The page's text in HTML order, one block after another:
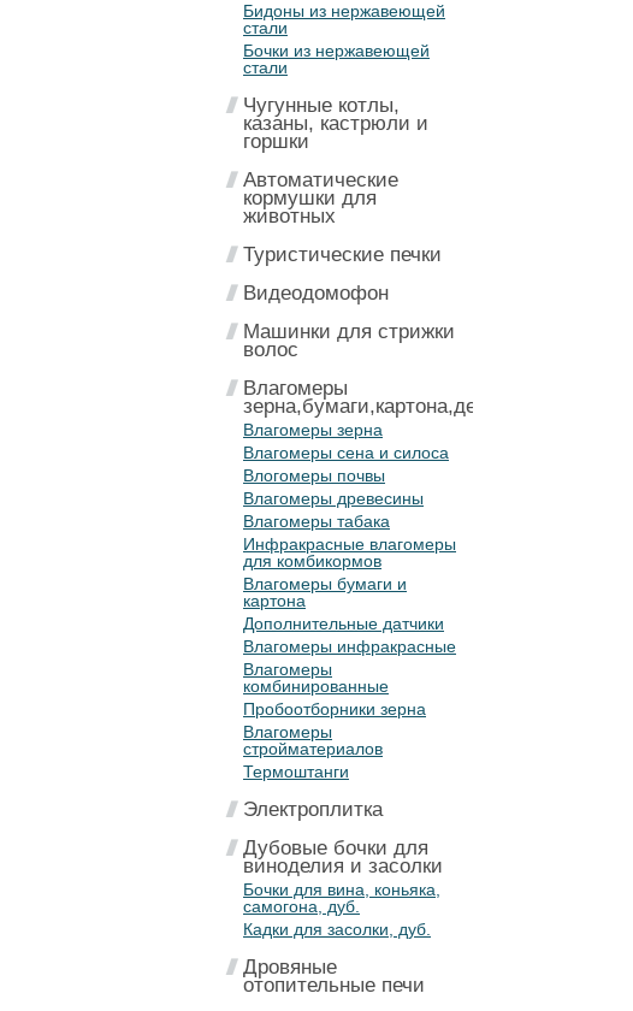
Бидоны из нержавеющей
стали
Бочки из нержавеющей
стали
Чугунные котлы,
казаны, кастрюли и
горшки
Автоматические
кормушки для
животных
Туристические печки
Видеодомофон
Машинки для стрижки
волос
Влагомеры
зерна,бумаги,картона,дерева
Влагомеры зерна
Влагомеры сена и силоса
Влогомеры почвы
Влагомеры древесины
Влагомеры табака
Инфракрасные влагомеры
для комбикормов
Влагомеры бумаги и
картона
Дополнительные датчики
Влагомеры инфракрасные
Влагомеры
комбинированные
Пробоотборники зерна
Влагомеры
стройматериалов
Термоштанги
Электроплитка
Дубовые бочки для
виноделия и засолки
Бочки для вина, коньяка,
самогона, дуб.
Кадки для засолки, дуб.
Дровяные
отопительные печи